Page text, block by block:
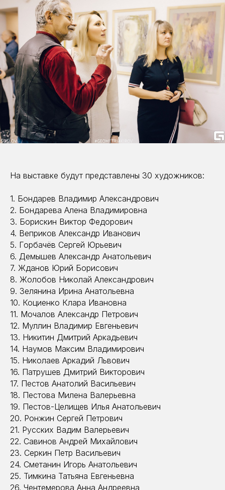
На выставке будут представлены 30 художников:
1. Бондарев Владимир Александрович
2. Бондарева Алена Владимировна
3. Борискин Виктор Федорович
4. Веприков Александр Иванович
5. Горбачёв Сергей Юрьевич
6. Демышев Александр Анатольевич
7. Жданов Юрий Борисович
8. Жолобов Николай Александрович
9. Зелянина Ирина Анатольевна
10. Коциенко Клара Ивановна
11. Мочалов Александр Петрович
12. Муллин Владимир Евгеньевич
13. Никитин Дмитрий Аркадьевич
14. Наумов Максим Владимирович
15. Николаев Аркадий Львович
16. Патрушев Дмитрий Викторович
17. Пестов Анатолий Васильевич
18. Пестова Милена Валерьевна
19. Пестов-Целищев Илья Анатольевич
20. Ронжин Сергей Петрович
21. Русских Вадим Валерьевич
22. Савинов Андрей Михайлович
23. Серкин Петр Васильевич
24. Сметанин Игорь Анатольевич
25. Тимкина Татьяна Евгеньевна
26. Чентемерова Анна Андреевна